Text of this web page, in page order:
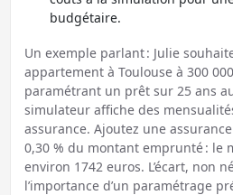
budgétaire.
Un exemple parlant : Julie
appartement à Toulouse à 300
paramétrant un prêt sur 25 ans
simulateur affiche des
assurance. Ajoutez une
0,30 % du montant emprunté : le
environ 1742 euros. L’écart, non
l’importance d’un paramétrage